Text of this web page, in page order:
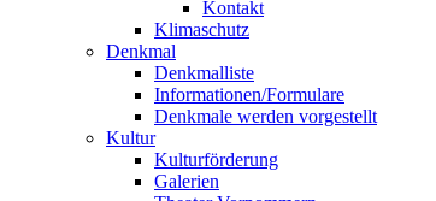
Kontakt
Klimaschutz
Denkmal
Denkmalliste
Informationen/Formulare
Denkmale werden vorgestellt
Kultur
Kulturförderung
Galerien